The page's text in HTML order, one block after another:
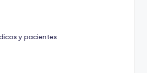
y pacientes